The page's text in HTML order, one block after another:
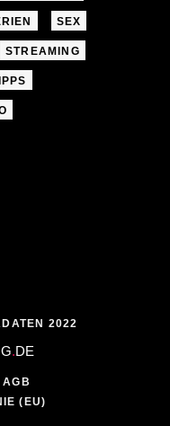
SEX
STREAMING
2022
.DE
AGB
(EU)